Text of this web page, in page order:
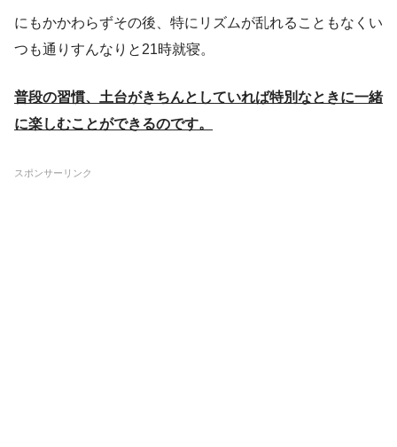
にもかかわらずその後、特にリズムが乱れることもなくい
つも通りすんなりと21時就寝。
普段の習慣、土台がきちんとしていれば特別なときに一緒
に楽しむことができるのです。
スポンサーリンク